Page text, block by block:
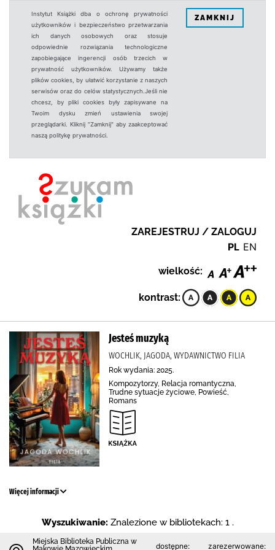
Instytut Książki dba o ochronę prywatności
użytkowników i bezpieczeństwo przetwarzania
ich danych osobowych oraz stosuje
odpowiednie rozwiązania technologiczne
zapobiegające ingerencji osób trzecich w
prywatność użytkowników. Używamy także
plików cookies, by ułatwić korzystanie z naszych
serwisów oraz do celów statystycznych.Jeśli nie
chcesz, by pliki cookies były zapisywane na
Twoim dysku zmień ustawienia swojej
przeglądarki. Kliknij "Zamknij" aby zaakceptować
naszą politykę prywatności.
ZAMKNIJ
ZAREJESTRUJ / ZALOGUJ
PL EN
wielkość:
kontrast:
Jesteś muzyką
WOCHLIK, JAGODA, WYDAWNICTWO FILIA
Rok wydania: 2025.
Kompozytorzy, Relacja romantyczna,
Trudne sytuacje życiowe, Powieść,
Romans
Więcej informacji
Wyszukiwanie: Znalezione w bibliotekach: 1 .
Miejska Biblioteka Publiczna w
dostępne: zarezerwowane: